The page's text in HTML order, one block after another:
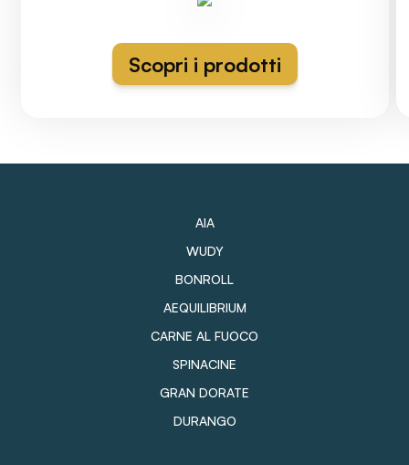
Scopri i prodotti
AIA
WUDY
BONROLL
AEQUILIBRIUM
CARNE AL FUOCO
SPINACINE
GRAN DORATE
DURANGO